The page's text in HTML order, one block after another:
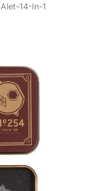
Alet-14-In-1